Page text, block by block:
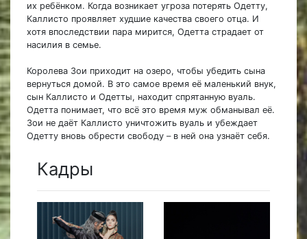
их ребёнком. Когда возникает угроза потерять Одетту,
Каллисто проявляет худшие качества своего отца. И
хотя впоследствии пара мирится, Одетта страдает от
насилия в семье.
Королева Зои приходит на озеро, чтобы убедить сына
вернуться домой. В это самое время её маленький внук,
сын Каллисто и Одетты, находит спрятанную вуаль.
Одетта понимает, что всё это время муж обманывал её.
Зои не даёт Каллисто уничтожить вуаль и убеждает
Одетту вновь обрести свободу – в ней она узнаёт себя.
Кадры